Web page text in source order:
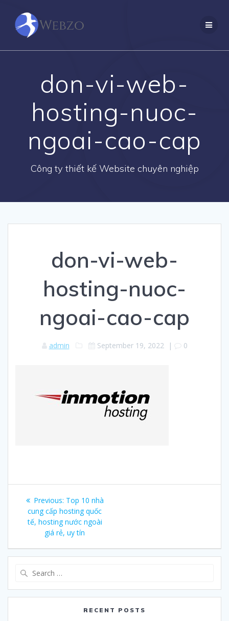
don-vi-web-
hosting-nuoc-
ngoai-cao-cap
Công ty thiết kế Website chuyên nghiệp
don-vi-web-
hosting-nuoc-
ngoai-cao-cap
admin September 19, 2022 | 0
Post
navigation
Previous: Previous
post:
Top 10 nhà
cung cấp hosting quốc
tế, hosting nước ngoài
giá rẻ, uy tín
RECENT POSTS